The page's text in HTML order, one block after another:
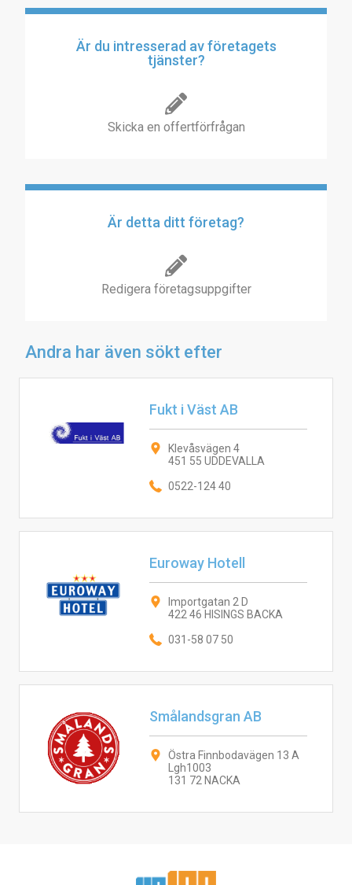
Är du intresserad av företagets
tjänster?
Skicka en offertförfrågan
Är detta ditt företag?
Redigera företagsuppgifter
Andra har även sökt efter
Fukt i Väst AB
Klevåsvägen 4
451 55 UDDEVALLA
0522-124 40
Euroway Hotell
Importgatan 2 D
422 46 HISINGS BACKA
031-58 07 50
Smålandsgran AB
Östra Finnbodavägen 13 A
Lgh1003
131 72 NACKA